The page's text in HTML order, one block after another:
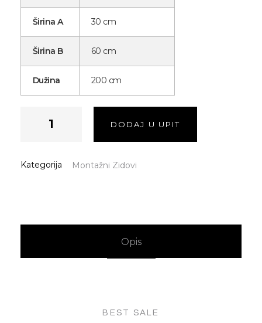
Širina A 30 cm
Širina B 60 cm
Dužina 200 cm
DODAJ U UPIT
Kategorija Montažni Zidovi
Opis